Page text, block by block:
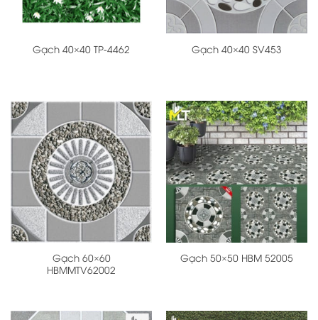
Gạch 40×40 TP-4462 Gạch 40×40 SV453
Gạch 60×60
HBMMTV62002
Gạch 50×50 HBM 52005